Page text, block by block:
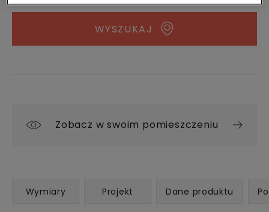
WYSZUKAJ
Zobacz w swoim pomieszczeniu
Wymiary Projekt Dane produktu